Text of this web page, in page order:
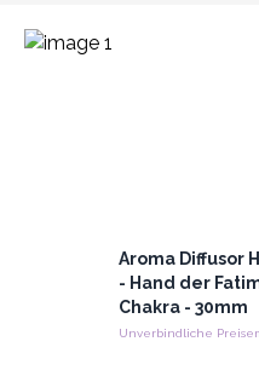
Aroma Diffusor
- Hand der
Chakra - 30mm